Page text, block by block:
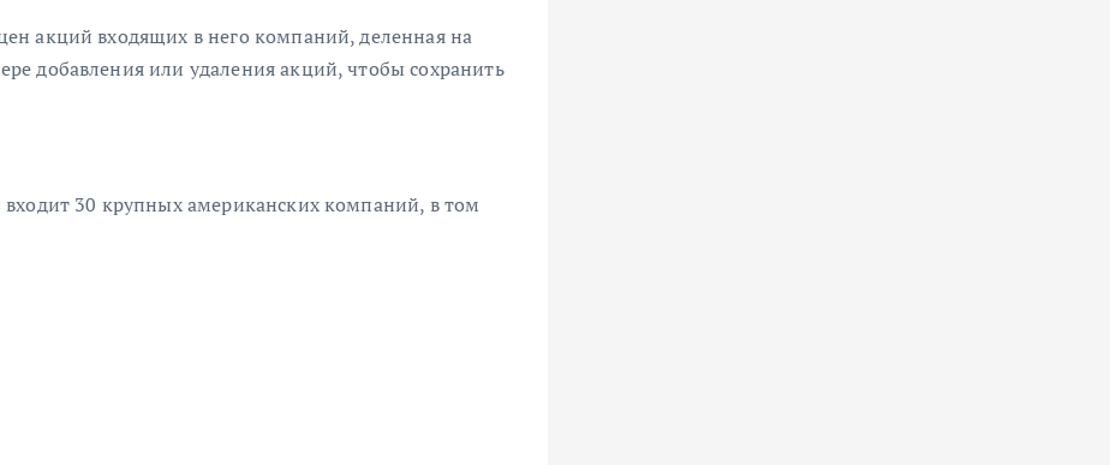
акций входящих в него компаний, деленная на
добавления или удаления акций, чтобы сохранить
30 крупных американских компаний, в том